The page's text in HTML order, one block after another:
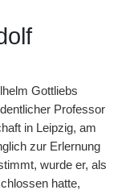
Gottliebs
Professor
in Leipzig, am
zur Erlernung
wurde er, als
hatte,